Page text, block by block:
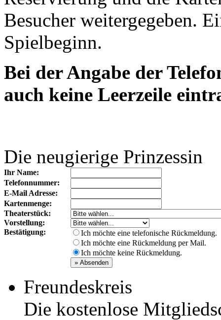
Besucher weitergegeben.
Spielbeginn.
Bei der Angabe der
auch keine Leerzeile
Die neugierige Prinzessin
Ihr Name:
Telefonnummer:
E-Mail Adresse:
Kartenmenge:
Theaterstück:
Vorstellung:
Bestätigung:
Ich möchte eine telefonische Rückmeldung.
Ich möchte eine Rückmeldung per Mail.
Ich möchte keine Rückmeldung.
Freundeskreis
Die kostenlose